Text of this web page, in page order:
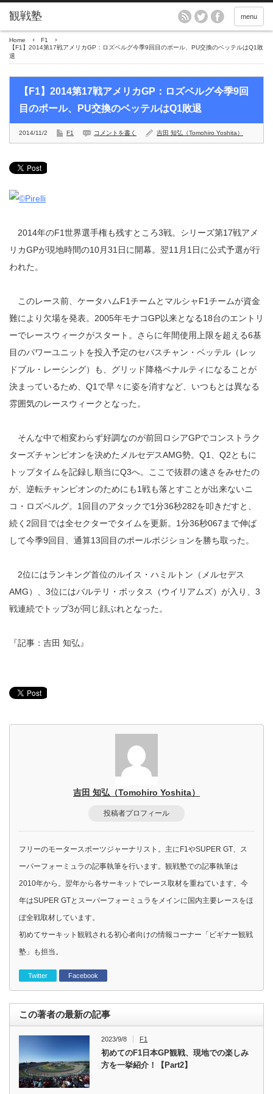
menu
Home
F1
【F1】2014第17戦アメリカGP：ロズベルグ今季9回目のポール、PU交換のベッテルはQ1敗
退
【F1】2014第17戦アメリカGP：ロズベルグ今季9回
目のポール、PU交換のベッテルはQ1敗退
2014/11/2 F1 コメントを書く 吉田 知弘（Tomohiro Yoshita）
2014年のF1世界選手権も残すところ3戦。シリーズ第17戦アメ
リカGPが現地時間の10月31日に開幕。翌11月1日に公式予選が行
われた。
このレース前、ケータハムF1チームとマルシャF1チームが資金
難により欠場を発表。2005年モナコGP以来となる18台のエントリ
ーでレースウィークがスタート。さらに年間使用上限を超える6基
目のパワーユニットを投入予定のセバスチャン・ベッテル（レッ
ドブル・レーシング）も、グリッド降格ペナルティになることが
決まっているため、Q1で早々に姿を消すなど、いつもとは異なる
雰囲気のレースウィークとなった。
そんな中で相変わらず好調なのが前回ロシアGPでコンストラク
ターズチャンピオンを決めたメルセデスAMG勢。Q1、Q2ともに
トップタイムを記録し順当にQ3へ。ここで抜群の速さをみせたの
が、逆転チャンピオンのためにも1戦も落とすことが出来ないニ
コ・ロズベルグ。1回目のアタックで1分36秒282を叩きだすと、
続く2回目では全セクターでタイムを更新。1分36秒067まで伸ば
して今季9回目、通算13回目のポールポジションを勝ち取った。
2位にはランキング首位のルイス・ハミルトン（メルセデス
AMG）、3位にはバルテリ・ボッタス（ウイリアムズ）が入り、3
戦連続でトップ3が同じ顔ぶれとなった。
『記事：吉田 知弘』
吉田 知弘（Tomohiro Yoshita）
投稿者プロフィール
フリーのモータースポーツジャーナリスト。主にF1やSUPER GT、ス
ーパーフォーミュラの記事執筆を行います。観戦塾での記事執筆は
2010年から。翌年から各サーキットでレース取材を重ねています。今
年はSUPER GTとスーパーフォーミュラをメインに国内主要レースをほ
ぼ全戦取材しています。
初めてサーキット観戦される初心者向けの情報コーナー「ビギナー観戦
塾」も担当。
Twitter Facebook
この著者の最新の記事
2023/9/8 F1
初めてのF1日本GP観戦、現地での楽しみ
方を一挙紹介！【Part2】